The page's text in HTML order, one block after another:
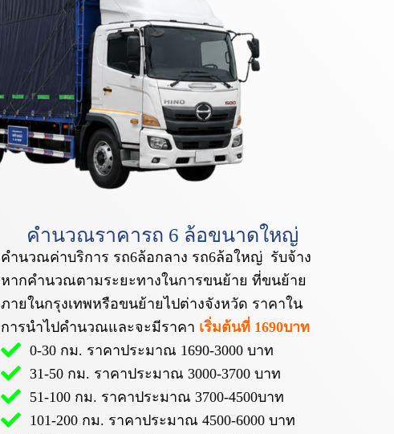
คำนวณราคารถ 6 ล้อขนาดใหญ่
คำนวณค่าบริการ รถ6ล้อกลาง รถ6ล้อใหญ่ รับจ้าง
หากคำนวณตามระยะทางในการขนย้าย ที่ขนย้าย
ภายในกรุงเทพหรือขนย้ายไปต่างจังหวัด ราคาใน
การนำไปคำนวณและจะมีราคา เริ่มต้นที่ 1690บาท
0-30 กม. ราคาประมาณ 1690-3000 บาท
31-50 กม. ราคาประมาณ 3000-3700 บาท
51-100 กม. ราคาประมาณ 3700-4500บาท
101-200 กม. ราคาประมาณ 4500-6000 บาท